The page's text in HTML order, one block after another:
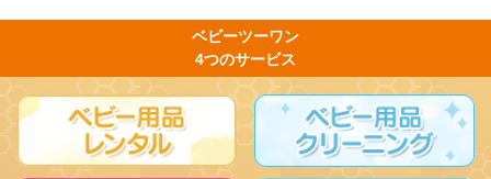
ベビーツーワン
4つのサービス